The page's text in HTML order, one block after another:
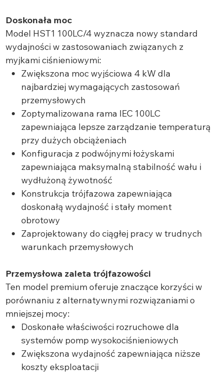
Doskonała moc
Model HST1 100LC/4 wyznacza nowy standard
wydajności w zastosowaniach związanych z
myjkami ciśnieniowymi:
Zwiększona moc wyjściowa 4 kW dla
najbardziej wymagających zastosowań
przemysłowych
Zoptymalizowana rama IEC 100LC
zapewniająca lepsze zarządzanie temperaturą
przy dużych obciążeniach
Konfiguracja z podwójnymi łożyskami
zapewniająca maksymalną stabilność wału i
wydłużoną żywotność
Konstrukcja trójfazowa zapewniająca
doskonałą wydajność i stały moment
obrotowy
Zaprojektowany do ciągłej pracy w trudnych
warunkach przemysłowych
Przemysłowa zaleta trójfazowości
Ten model premium oferuje znaczące korzyści w
porównaniu z alternatywnymi rozwiązaniami o
mniejszej mocy:
Doskonałe właściwości rozruchowe dla
systemów pomp wysokociśnieniowych
Zwiększona wydajność zapewniająca niższe
koszty eksploatacji